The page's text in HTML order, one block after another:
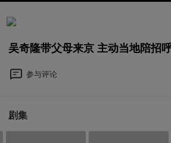
吴奇隆带父母来京 主动当地陪招
参与评论
剧集